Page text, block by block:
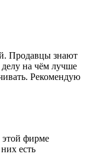
Продавцы знают
на чём лучше
Рекомендую
этой фирме
есть